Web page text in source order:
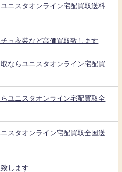
ニスタオンライン宅配買取送料
ュ衣装など高価買取致します
ならユニスタオンライン宅配買
ユニスタオンライン宅配買取全
スタオンライン宅配買取全国送
します